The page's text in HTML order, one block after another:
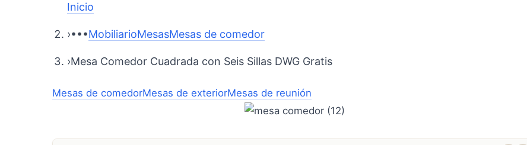
Inicio
›•••MobiliarioMesasMesas de comedor
›Mesa Comedor Cuadrada con Seis Sillas DWG Gratis
Mesas de comedorMesas de exteriorMesas de reunión